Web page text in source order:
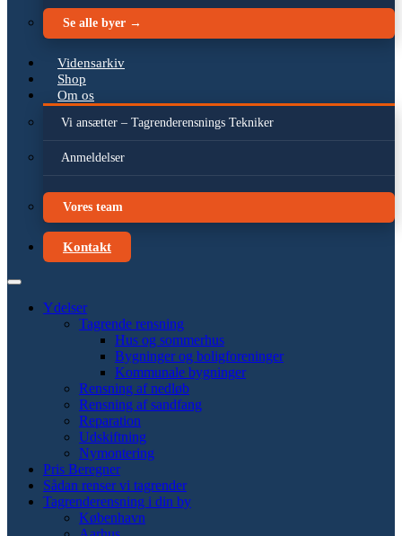
Se alle byer →
Vidensarkiv
Shop
Om os
Vi ansætter – Tagrenderensnings Tekniker
Anmeldelser
Vores team
Kontakt
Ydelser
Tagrende rensning
Hus og sommerhus
Bygninger og boligforeninger
Kommunale bygninger
Rensning af nedløb
Rensning af sandfang
Reparation
Udskiftning
Nymontering
Pris Beregner
Sådan renser vi tagrender
Tagrenderensning i din by
København